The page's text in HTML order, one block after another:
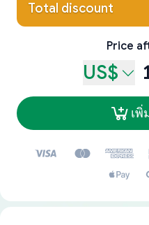
Total discount
Price
US$
เพิ่